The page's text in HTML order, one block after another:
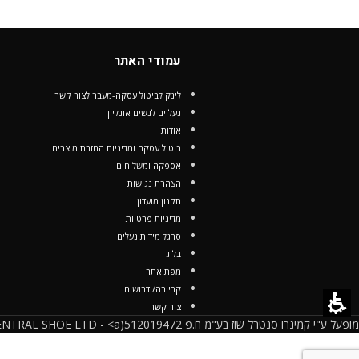
עמודי האתר
לינק לביטול עסקה-מעבר לצור קשר
נעליים לנשים אונליין
אודות
ביטול עסקה ומדיניות החזרת מוצרים
אספקה ומשלוחים
הצהרת נגישות
תקנון מועדון
מדיניות פרטיות
סרגל מידות נעלים
בלוג
מפת אתר
קריירה/ דרושים
צור קשר
מופעל ע"י קמינרו סנטרל שוז בע"מ ח.פ 512019472(CAMINARO CENTRAL SHOE LTD - <a